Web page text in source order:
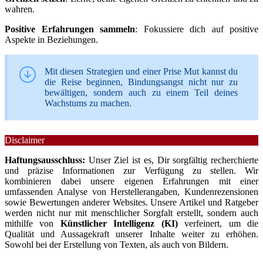
wahren.
Positive Erfahrungen sammeln: Fokussiere dich auf positive
Aspekte in Beziehungen.
Mit diesen Strategien und einer Prise Mut kannst du
die Reise beginnen, Bindungsangst nicht nur zu
bewältigen, sondern auch zu einem Teil deines
Wachstums zu machen.
Disclaimer
Haftungsausschluss: Unser Ziel ist es, Dir sorgfältig recherchierte
und präzise Informationen zur Verfügung zu stellen. Wir
kombinieren dabei unsere eigenen Erfahrungen mit einer
umfassenden Analyse von Herstellerangaben, Kundenrezensionen
sowie Bewertungen anderer Websites. Unsere Artikel und Ratgeber
werden nicht nur mit menschlicher Sorgfalt erstellt, sondern auch
mithilfe von Künstlicher Intelligenz (KI)verfeinert, um die
Qualität und Aussagekraft unserer Inhalte weiter zu erhöhen.
Sowohl bei der Erstellung von Texten, als auch von Bildern.